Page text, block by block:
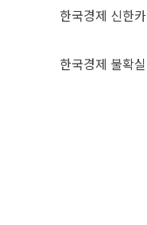
한국경제 신한
한국경제 불확